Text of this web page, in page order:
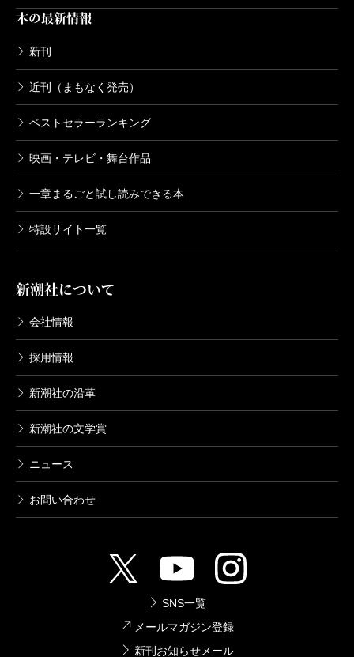
本の最新情報
新刊
近刊（まもなく発売）
ベストセラーランキング
映画・テレビ・舞台作品
一章まるごと試し読みできる本
特設サイト一覧
新潮社について
会社情報
採用情報
新潮社の沿革
新潮社の文学賞
ニュース
お問い合わせ
SNS一覧
メールマガジン登録
新刊お知らせメール